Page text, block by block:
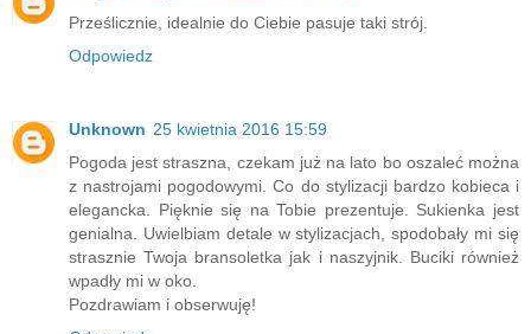
Prześlicznie, idealnie do Ciebie pasuje taki strój.
Odpowiedz
Unknown 25 kwietnia 2016 15:59
Pogoda jest straszna, czekam już na lato bo oszaleć można
z nastrojami pogodowymi. Co do stylizacji bardzo kobieca i
elegancka. Pięknie się na Tobie prezentuje. Sukienka jest
genialna. Uwielbiam detale w stylizacjach, spodobały mi się
strasznie Twoja bransoletka jak i naszyjnik. Buciki również
wpadły mi w oko.
Pozdrawiam i obserwuję!